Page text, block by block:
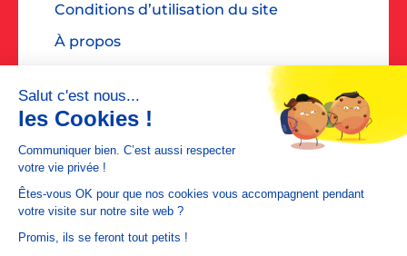
Conditions d’utilisation du site
À propos
Accessibilité : non conforme
Contact presse : diane@dialoguespr.fr